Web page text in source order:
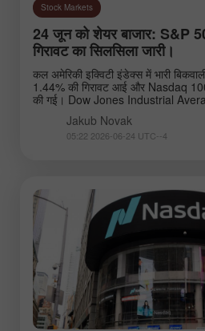
Stock Markets
24 जून को शेयर बाजार: S&P
गिरावट का सिलसिला जारी।
कल अमेरिकी इक्विटी इंडेक्स में भारी
1.44% की गिरावट आई और Nasdaq
की गई। Dow Jones Industrial
Jakub Novak
05:22 2026-06-24 UTC--4